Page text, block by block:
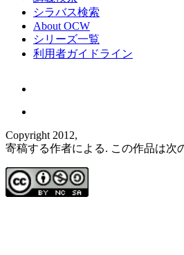
シラバス検索
About OCW
シリーズ一覧
利用者ガイドライン
Copyright 2012,
寄稿する作者による. この作品は次